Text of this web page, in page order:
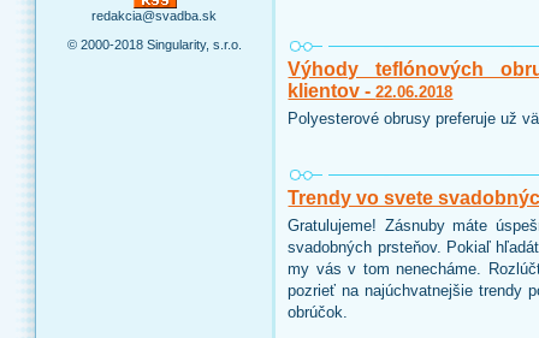
redakcia@svadba.sk
© 2000-2018 Singularity, s.r.o.
Výhody teflónových
klientov -22.06.2018
Polyesterové obrusy preferuje už
Trendy vo svete
Gratulujeme! Zásnuby máte
svadobných prsteňov. Pokiaľ
my vás v tom nenecháme.
pozrieť na najúchvatnejšie trendy
obrúčok.